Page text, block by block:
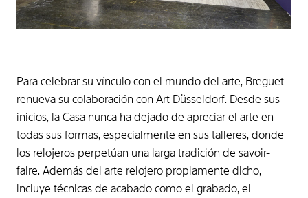
Para celebrar su vínculo con el mundo del arte, Breguet
renueva su colaboración con Art Düsseldorf. Desde sus
inicios, la Casa nunca ha dejado de apreciar el arte en
todas sus formas, especialmente en sus talleres, donde
los relojeros perpetúan una larga tradición de savoir-
faire. Además del arte relojero propiamente dicho,
incluye técnicas de acabado como el grabado, el